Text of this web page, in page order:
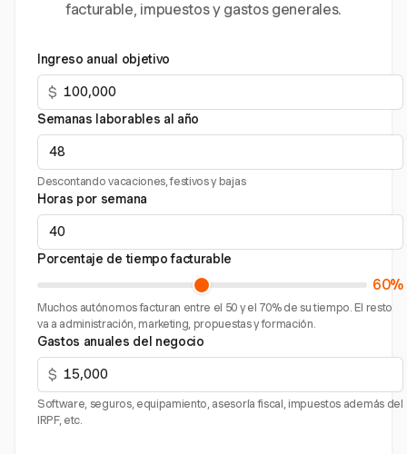
facturable, impuestos y gastos generales.
Ingreso anual objetivo
$
Semanas laborables al año
Descontando vacaciones, festivos y bajas
Horas por semana
Porcentaje de tiempo facturable
60%
Muchos autónomos facturan entre el 50 y el 70% de su tiempo. El resto
va a administración, marketing, propuestas y formación.
Gastos anuales del negocio
$
Software, seguros, equipamiento, asesoría fiscal, impuestos además del
IRPF, etc.